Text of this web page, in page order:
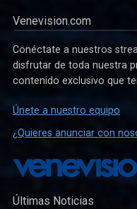
Venevision.com
Conéctate a nuestros
disfrutar de toda nuestra
contenido exclusivo que
Únete a nuestro equipo
¿Quieres anunciar con
Últimas Noticias